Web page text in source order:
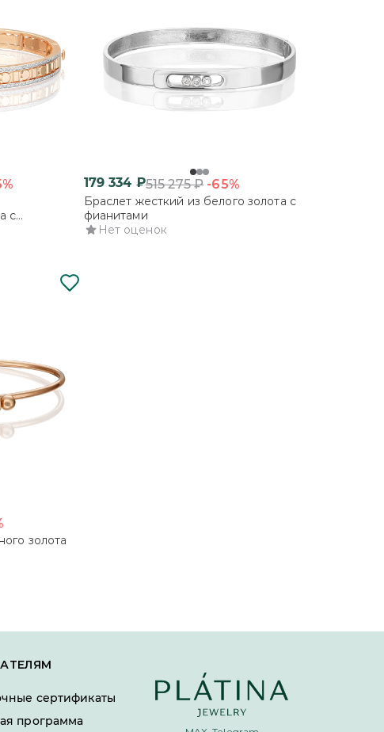
с
179 334 ₽515 275₽ -65%
Браслет жесткий из белого золота с
фианитами
Нет оценок
золота
сертификаты
программа